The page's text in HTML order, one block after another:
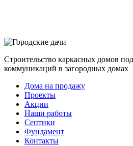
Строительство каркасных домов
коммуникаций в загородных домах
Дома на продажу
Проекты
Акции
Наши работы
Септики
Фундамент
Контакты